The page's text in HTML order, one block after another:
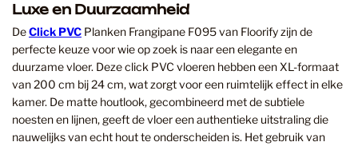
Luxe en Duurzaamheid
DeClick PVC Planken Frangipane F095 van Floorify zijn de
perfecte keuze voor wie op zoek is naar een elegante en
duurzame vloer. Deze click PVC vloeren hebben een XL-formaat
van 200 cm bij 24 cm, wat zorgt voor een ruimtelijk effect in elke
kamer. De matte houtlook, gecombineerd met de subtiele
noesten en lijnen, geeft de vloer een authentieke uitstraling die
nauwelijks van echt hout te onderscheiden is. Het gebruik van